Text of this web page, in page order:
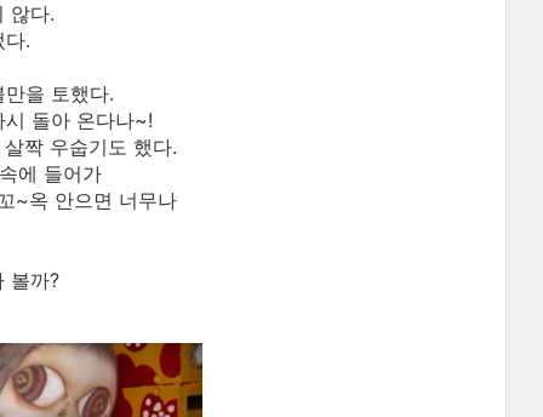
않다.
.
을 토했다.
돌아 온다나~!
짝 우숩기도 했다.
에 들어가
~옥 안으면 너무나
볼까?